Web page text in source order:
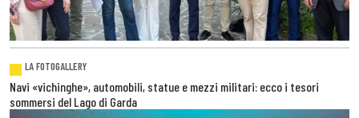
LA FOTOGALLERY
Navi «vichinghe», automobili, statue e mezzi militari: ecco i tesori
sommersi del Lago di Garda